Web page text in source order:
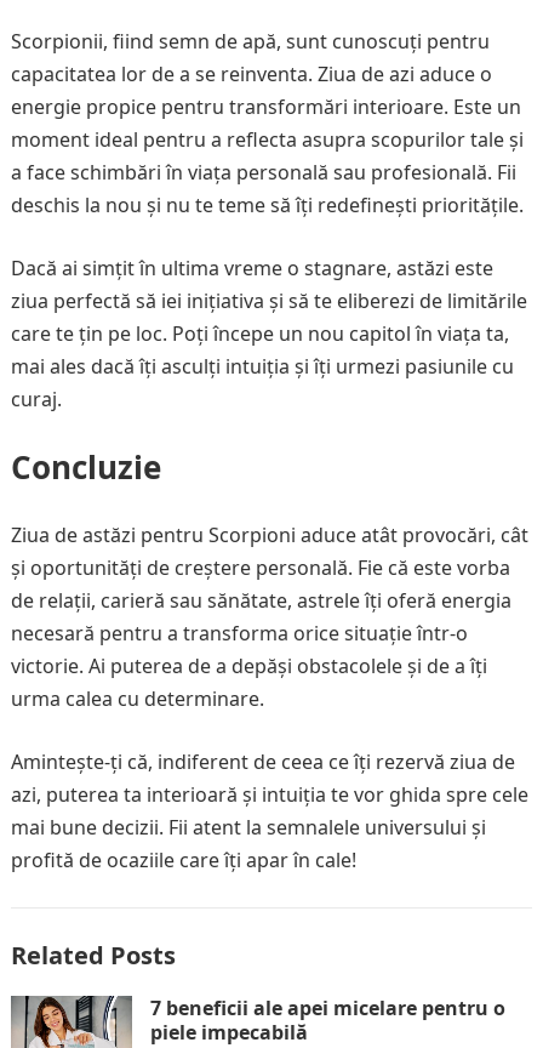
Scorpionii, fiind semn de apă, sunt cunoscuți pentru
capacitatea lor de a se reinventa. Ziua de azi aduce o
energie propice pentru transformări interioare. Este un
moment ideal pentru a reflecta asupra scopurilor tale și
a face schimbări în viața personală sau profesională. Fii
deschis la nou și nu te teme să îți redefinești prioritățile.
Dacă ai simțit în ultima vreme o stagnare, astăzi este
ziua perfectă să iei inițiativa și să te eliberezi de limitările
care te țin pe loc. Poți începe un nou capitol în viața ta,
mai ales dacă îți asculți intuiția și îți urmezi pasiunile cu
curaj.
Concluzie
Ziua de astăzi pentru Scorpioni aduce atât provocări, cât
și oportunități de creștere personală. Fie că este vorba
de relații, carieră sau sănătate, astrele îți oferă energia
necesară pentru a transforma orice situație într-o
victorie. Ai puterea de a depăși obstacolele și de a îți
urma calea cu determinare.
Amintește-ți că, indiferent de ceea ce îți rezervă ziua de
azi, puterea ta interioară și intuiția te vor ghida spre cele
mai bune decizii. Fii atent la semnalele universului și
profită de ocaziile care îți apar în cale!
Related Posts
7 beneficii ale apei micelare pentru o
piele impecabilă